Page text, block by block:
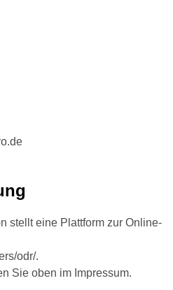
stellt eine Plattform zur Online-
odr/.
Sie oben im Impressum.